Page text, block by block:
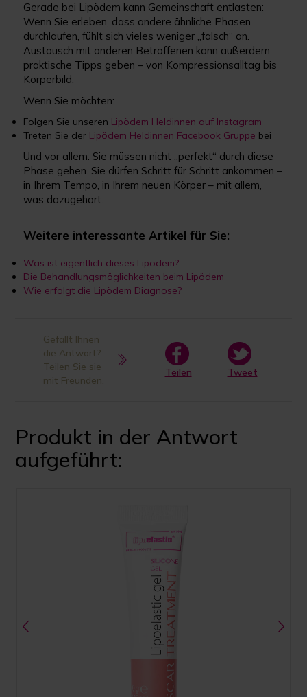
Gerade bei Lipödem kann Gemeinschaft entlasten:
Wenn Sie erleben, dass andere ähnliche Phasen
durchlaufen, fühlt sich vieles weniger „falsch“ an.
Austausch mit anderen Betroffenen kann außerdem
praktische Tipps geben – von Kompressionsalltag bis
Körperbild.
Wenn Sie möchten:
Folgen Sie unseren Lipödem Heldinnen auf Instagram
Treten Sie der Lipödem Heldinnen Facebook Gruppe bei
Und vor allem: Sie müssen nicht „perfekt“ durch diese
Phase gehen. Sie dürfen Schritt für Schritt ankommen –
in Ihrem Tempo, in Ihrem neuen Körper – mit allem,
was dazugehört.
Weitere interessante Artikel für Sie:
Was ist eigentlich dieses Lipödem?
Die Behandlungsmöglichkeiten beim Lipödem
Wie erfolgt die Lipödem Diagnose?
Gefällt Ihnen
die Antwort?
Teilen Sie sie
mit Freunden.
Teilen Tweet
Produkt in der Antwort
aufgeführt: